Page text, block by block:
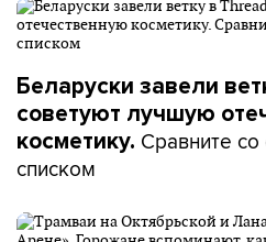
Беларуски завели
советуют лучшую
косметику. Сравните
списком